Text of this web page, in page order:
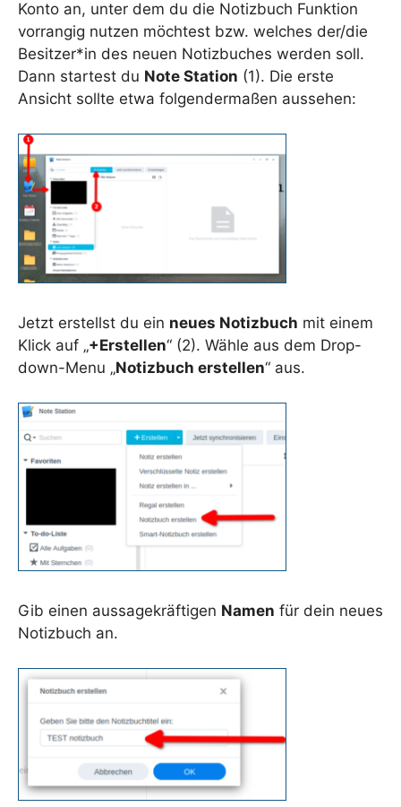
Konto an, unter dem du die Notizbuch Funktion
vorrangig nutzen möchtest bzw. welches der/die
Besitzer*in des neuen Notizbuches werden soll.
Dann startest du Note Station (1). Die erste
Ansicht sollte etwa folgendermaßen aussehen:
Jetzt erstellst du ein neues Notizbuch mit einem
Klick auf „+Erstellen“ (2). Wähle aus dem Drop-
down-Menu „Notizbuch erstellen“ aus.
Gib einen aussagekräftigen Namen für dein neues
Notizbuch an.